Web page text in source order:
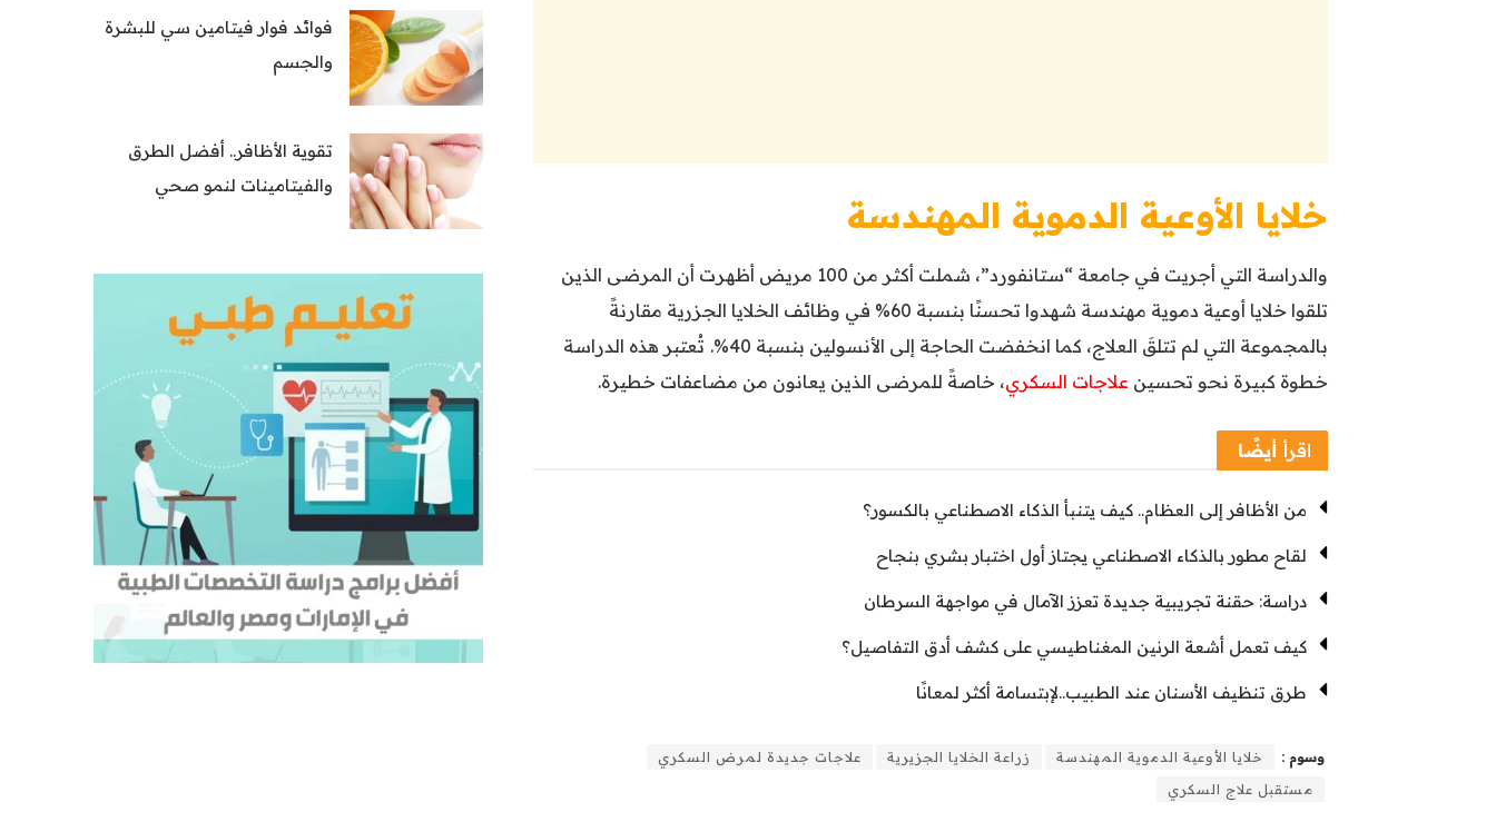
خلايا الأوعية الدموية المهندسة
والدراسة التي أجريت في جامعة “ستانفورد”، شملت أكثر من 100 مريض أظهرت أن المرضى الذين
تلقوا خلايا أوعية دموية مهندسة شهدوا تحسنًا بنسبة 60% في وظائف الخلايا الجزرية مقارنةً
بالمجموعة التي لم تتلقَ العلاج، كما انخفضت الحاجة إلى الأنسولين بنسبة 40%.
تُعتبر هذه الدراسة
خطوة كبيرة نحو تحسين علاجات السكري، خاصةً للمرضى الذين يعانون من مضاعفات خطيرة.
اقرأ أيضًا
من الأظافر إلى العظام.. كيف يتنبأ الذكاء الاصطناعي بالكسور؟
لقاح مطور بالذكاء الاصطناعي يجتاز أول اختبار بشري بنجاح
دراسة: حقنة تجريبية جديدة تعزز الآمال في مواجهة السرطان
كيف تعمل أشعة الرنين المغناطيسي على كشف أدق التفاصيل؟
طرق تنظيف الأسنان عند الطبيب..لإبتسامة أكثر لمعانًا
وسوم : خلايا الأوعية الدموية المهندسة زراعة الخلايا الجزيرية
علاجات جديدة لمرض السكري
مستقبل علاج السكري
فوائد فوار فيتامين سي للبشرة
والجسم
تقوية الأظافر.. أفضل الطرق
والفيتامينات لنمو صحي